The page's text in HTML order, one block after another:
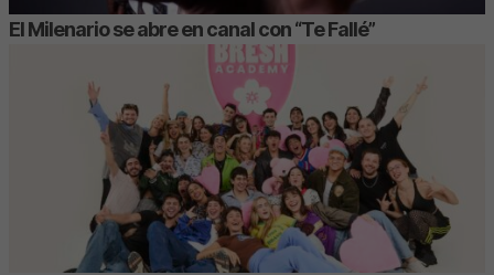
El Milenario se abre en canal con “Te Fallé”